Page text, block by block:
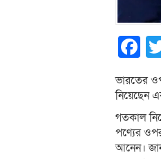
ভারতের
নিয়েছেন
গতকাল
পণ্যের
আনেন।